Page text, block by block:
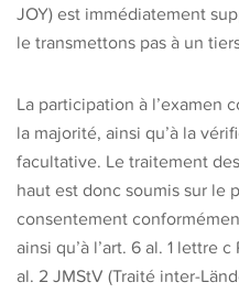
JOY) est immédiatement
le transmettons pas à un
La participation à l’examen
la majorité, ainsi qu’à la
facultative. Le traitement
haut est donc soumis sur le
consentement
ainsi qu’à l’art. 6 al. 1 lettre
al. 2 JMStV (Traité inter-